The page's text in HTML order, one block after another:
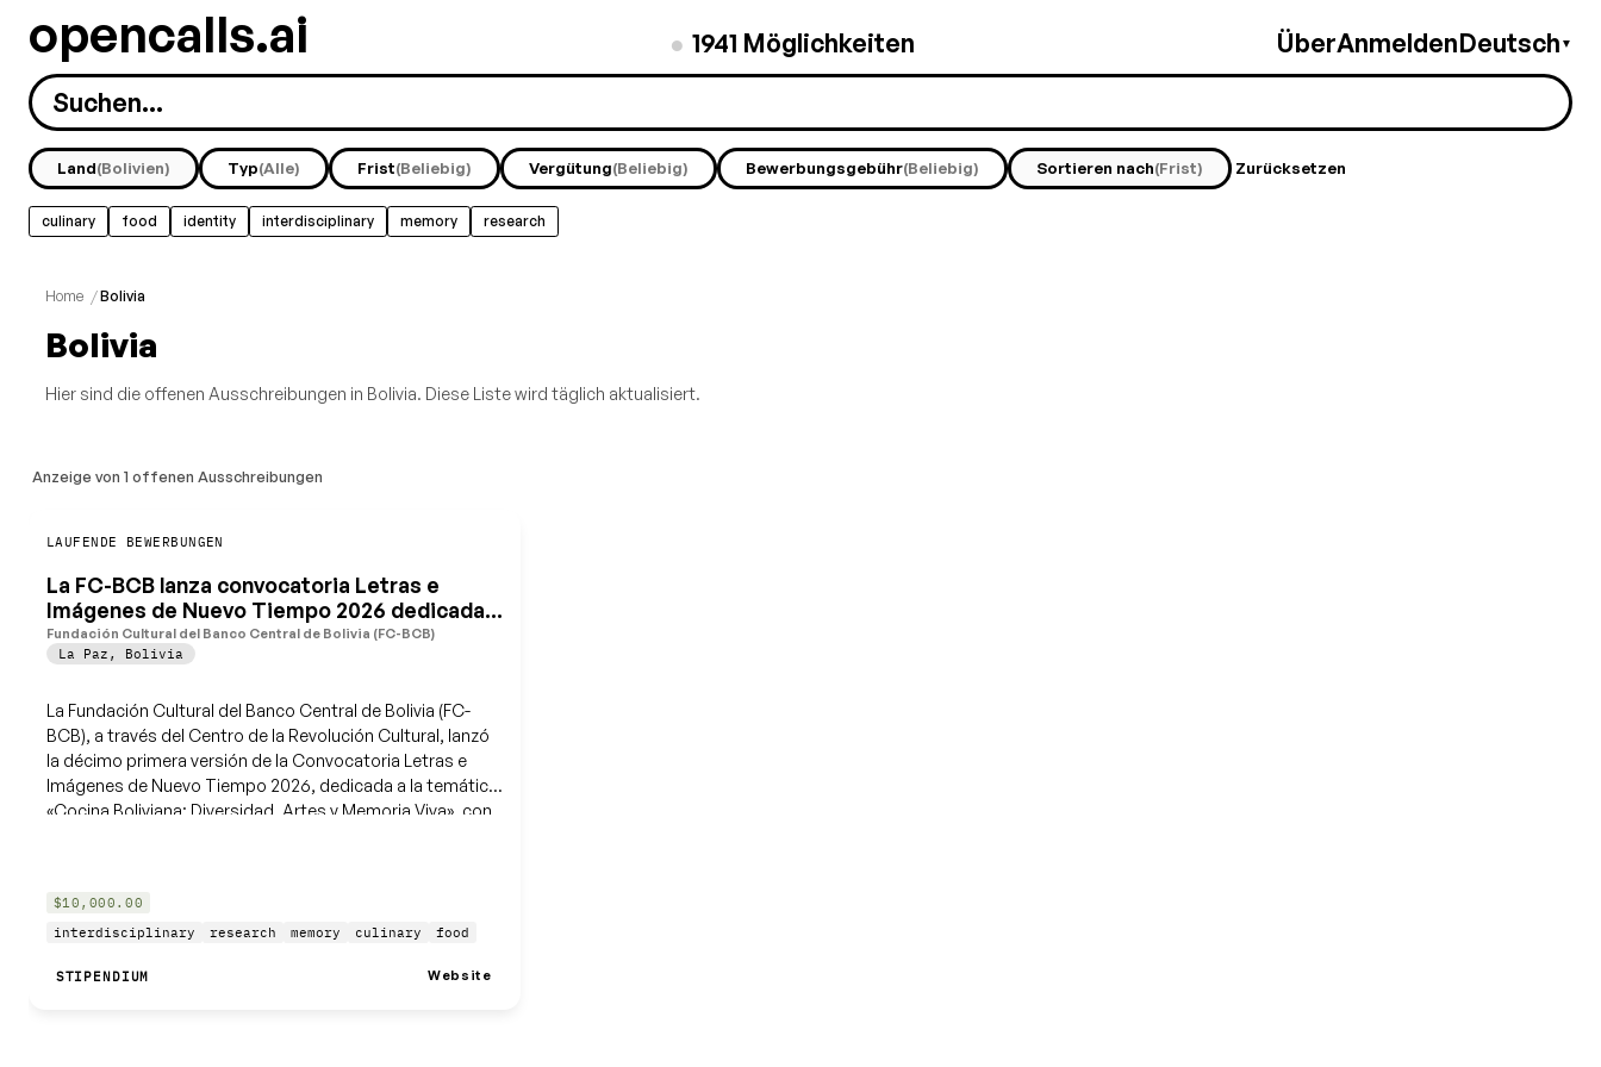
opencalls.ai ● 1941 Möglichkeiten ÜberAnmeldenDeutsch ▼
Land(Bolivien) Typ(Alle) Frist(Beliebig) Vergütung(Beliebig) Bewerbungsgebühr(Beliebig) Sortieren nach(Frist) Zurücksetzen
culinary food identity interdisciplinary memory research
Home /Bolivia
Bolivia
Hier sind die offenen Ausschreibungen in Bolivia. Diese Liste wird täglich aktualisiert.
Anzeige von 1 offenen Ausschreibungen
LAUFENDE BEWERBUNGEN
La FC-BCB lanza convocatoria Letras e
Imágenes de Nuevo Tiempo 2026 dedicada a
la cocina boliviana
Fundación Cultural del Banco Central de Bolivia (FC-BCB)
La Paz , Bolivia
La Fundación Cultural del Banco Central de Bolivia (FC-
BCB), a través del Centro de la Revolución Cultural, lanzó
la décimo primera versión de la Convocatoria Letras e
Imágenes de Nuevo Tiempo 2026, dedicada a la temática
«Cocina Boliviana: Diversidad, Artes y Memoria Viva», con
$10,000.00
interdisciplinary
research memory culinary food
STIPENDIUM Website